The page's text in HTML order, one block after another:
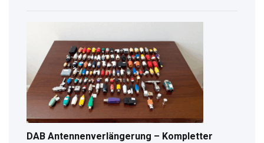
Schritt
Anleitung
für
2026
DAB Antennenverlängerung – Kompletter